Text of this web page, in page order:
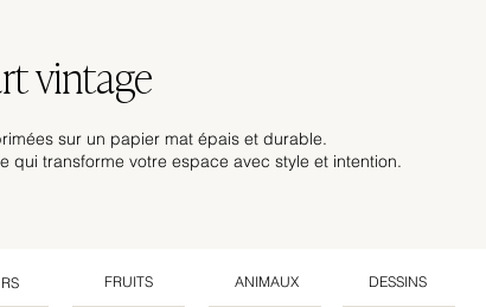
vintage
sur un papier mat épais et durable.
qui transforme votre espace avec style et intention.
FRUITS ANIMAUX DESSINS